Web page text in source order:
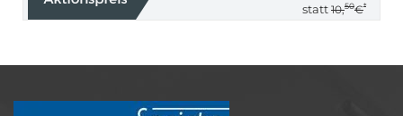
statt 10,50€*